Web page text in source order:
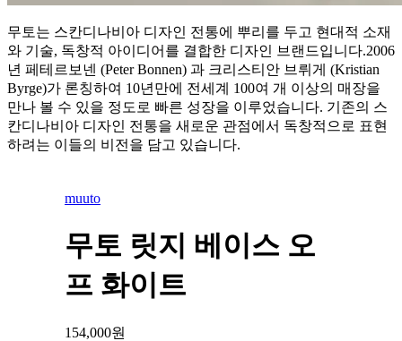
무토는 스칸디나비아 디자인 전통에 뿌리를 두고 현대적 소재
와 기술, 독창적 아이디어를 결합한 디자인 브랜드입니다.2006
년 페테르보넨 (Peter Bonnen) 과 크리스티안 브뤼게 (Kristian
Byrge)가 론칭하여 10년만에 전세계 100여 개 이상의 매장을
만나 볼 수 있을 정도로 빠른 성장을 이루었습니다. 기존의 스
칸디나비아 디자인 전통을 새로운 관점에서 독창적으로 표현
하려는 이들의 비전을 담고 있습니다.
muuto
무토 릿지 베이스 오
프 화이트
154,000원